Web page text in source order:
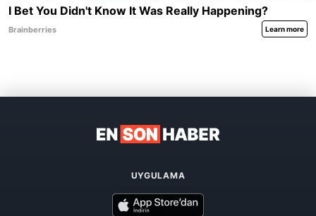
UYGULAMA